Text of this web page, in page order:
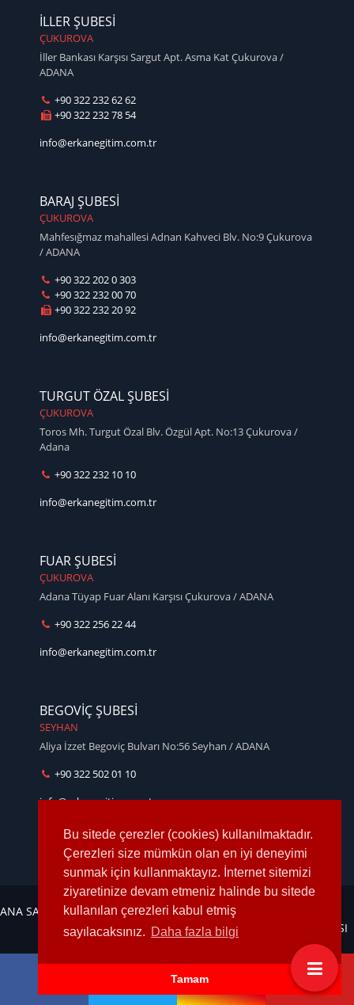
Bu sitede çerezler (cookies) kullanılmaktadır.
Çerezleri size mümkün olan en iyi deneyimi
sunmak için kullanmaktayız. İnternet sitemizi
ziyaretinize devam etmeniz halinde bu sitede
kullanılan çerezleri kabul etmiş
sayılacaksınız. Daha fazla bilgi
Tamam
İLLER ŞUBESİ
ÇUKUROVA
İller Bankası Karşısı Sargut Apt. Asma Kat Çukurova /
ADANA
+90 322 232 62 62
+90 322 232 78 54
info@erkanegitim.com.tr
BARAJ ŞUBESİ
ÇUKUROVA
Mahfesığmaz mahallesi Adnan Kahveci Blv. No:9 Çukurova
/ ADANA
+90 322 202 0 303
+90 322 232 00 70
+90 322 232 20 92
info@erkanegitim.com.tr
TURGUT ÖZAL ŞUBESİ
ÇUKUROVA
Toros Mh. Turgut Özal Blv. Özgül Apt. No:13 Çukurova /
Adana
+90 322 232 10 10
info@erkanegitim.com.tr
FUAR ŞUBESİ
ÇUKUROVA
Adana Tüyap Fuar Alanı Karşısı Çukurova / ADANA
+90 322 256 22 44
info@erkanegitim.com.tr
BEGOVİÇ ŞUBESİ
SEYHAN
Aliya İzzet Begoviç Bulvarı No:56 Seyhan / ADANA
+90 322 502 01 10
info@erkanegitim.com.tr
ANA SAYFA KURUMSAL KURSLARIMIZOKULLARIMIZ
DOSYASI